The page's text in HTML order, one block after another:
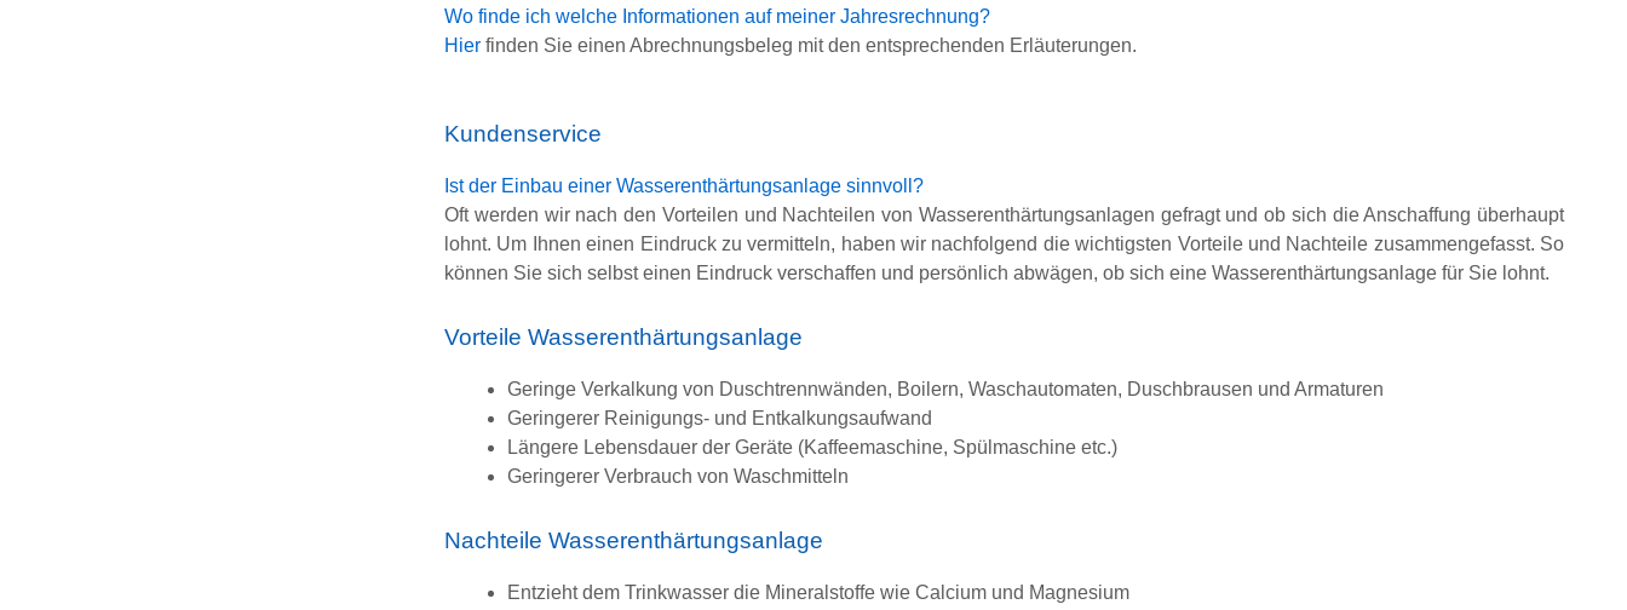
Wo finde ich welche Informationen auf meiner Jahresrechnung?
Hier finden Sie einen Abrechnungsbeleg mit den entsprechenden Erläuterungen.
Kundenservice
Ist der Einbau einer Wasserenthärtungsanlage sinnvoll?
Oft werden wir nach den Vorteilen und Nachteilen von Wasserenthärtungsanlagen gefragt und ob sich die Anschaffung überhaupt
lohnt. Um Ihnen einen Eindruck zu vermitteln, haben wir nachfolgend die wichtigsten Vorteile und Nachteile zusammengefasst. So
können Sie sich selbst einen Eindruck verschaffen und persönlich abwägen, ob sich eine Wasserenthärtungsanlage für Sie lohnt.
Vorteile Wasserenthärtungsanlage
Geringe Verkalkung von Duschtrennwänden, Boilern, Waschautomaten, Duschbrausen und Armaturen
Geringerer Reinigungs- und Entkalkungsaufwand
Längere Lebensdauer der Geräte (Kaffeemaschine, Spülmaschine etc.)
Geringerer Verbrauch von Waschmitteln
Nachteile Wasserenthärtungsanlage
Entzieht dem Trinkwasser die Mineralstoffe wie Calcium und Magnesium